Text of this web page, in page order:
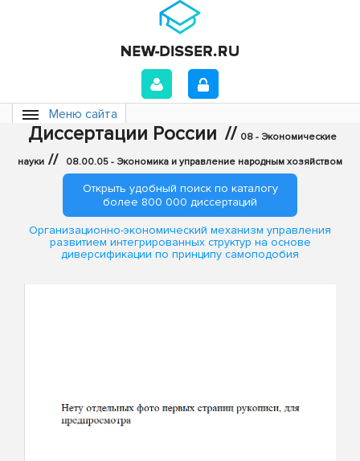
Меню сайта
Диссертации России // 08 - Экономические
науки // 08.00.05 - Экономика и управление народным хозяйством
Открыть удобный поиск по каталогу
более 800 000 диссертаций
Организационно-экономический механизм управления
развитием интегрированных структур на основе
диверсификации по принципу самоподобия